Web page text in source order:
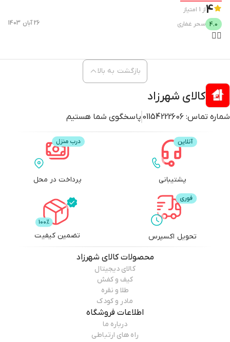
4از 1 امتیاز
4.0 سحر غفاری 26 آبان 1403
👍🏼
کالای شهرزاد
شماره تماس: 01154222606 پاسخگوی شما هستیم
بازگشت به بالا
پشتیبانی پرداخت در محل
تحویل اکسپرس تضمین کیفیت
محصولاتکالای شهرزاد
کالای دیجیتال
کیف و کفش
طلا و نقره
مادر و کودک
اطلاعات فروشگاه
درباره ما
راه های ارتباطی